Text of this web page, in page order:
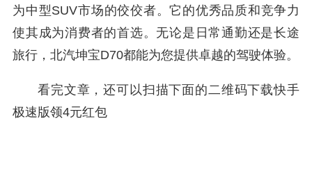
为中型SUV市场的佼佼者。它的优秀品质和竞争力
使其成为消费者的首选。无论是日常通勤还是长途
旅行，北汽坤宝D70都能为您提供卓越的驾驶体验。
看完文章，还可以扫描下面的二维码下载快手
极速版领4元红包